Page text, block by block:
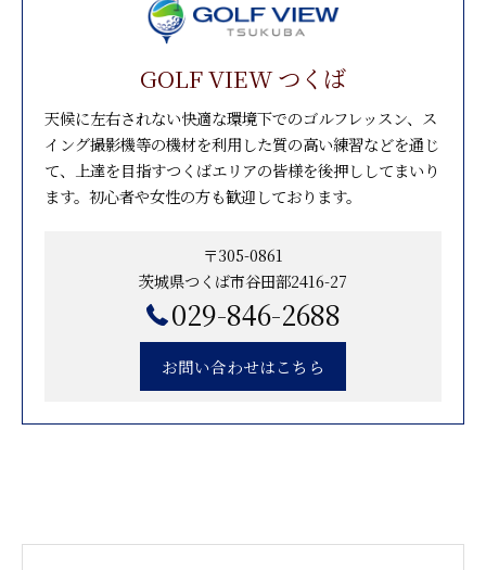
GOLF VIEW つくば
天候に左右されない快適な環境下でのゴルフレッスン、ス
イング撮影機等の機材を利用した質の高い練習などを通じ
て、上達を目指すつくばエリアの皆様を後押ししてまいり
ます。初心者や女性の方も歓迎しております。
〒305-0861
茨城県つくば市谷田部2416-27
029-846-2688
お問い合わせはこちら